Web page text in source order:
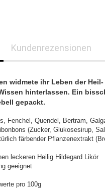
Kundenrezensionen
widmete ihr Leben der
hinterlassen. Ein
gepackt.
Fenchel, Quendel, Bertram,
(Zucker, Glukosesirup,
färbender Pflanzenextrakt
leckeren Heilig Hildegard Likör
geeignet
pro 100g